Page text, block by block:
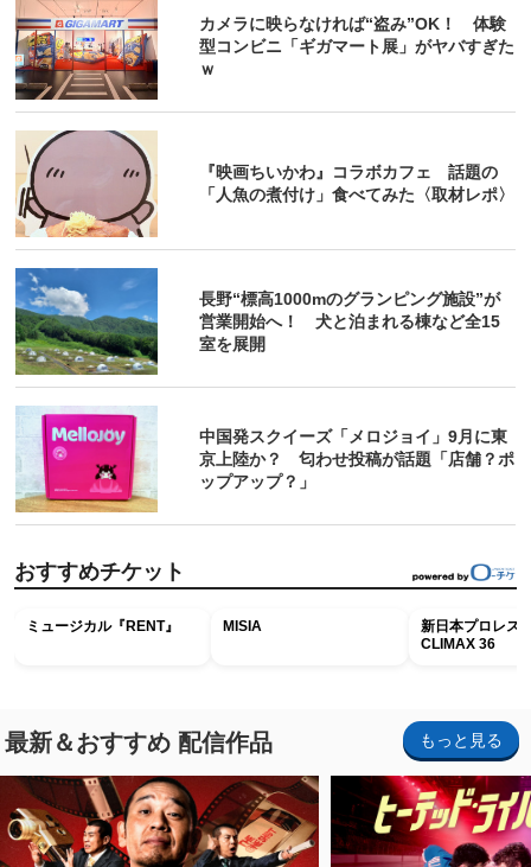
カメラに映らなければ“盗み”OK！ 体験
型コンビニ「ギガマート展」がヤバすぎた
ｗ
『映画ちいかわ』コラボカフェ 話題の
「人魚の煮付け」食べてみた〈取材レポ〉
長野“標高1000mのグランピング施設”が
営業開始へ！ 犬と泊まれる棟など全15
室を展開
中国発スクイーズ「メロジョイ」9月に東
京上陸か？ 匂わせ投稿が話題「店舗？ポ
ップアップ？」
おすすめチケット
ミュージカル『RENT』 MISIA
新日本プロレス
CLIMAX 36
最新＆おすすめ 配信作品 もっと見る